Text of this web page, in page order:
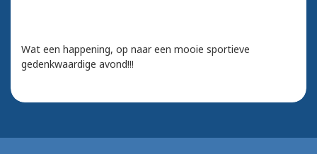
Wat een happening, op naar een mooie sportieve
gedenkwaardige avond!!!